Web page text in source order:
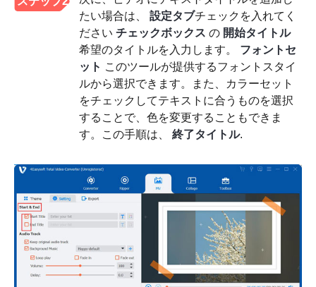
たい場合は、 設定タブチェックを入れてく
ださい チェックボックス の 開始タイトル
希望のタイトルを入力します。 フォントセ
ット このツールが提供するフォントスタイ
ルから選択できます。また、カラーセット
をチェックしてテキストに合うものを選択
することで、色を変更することもできま
す。この手順は、 終了タイトル.